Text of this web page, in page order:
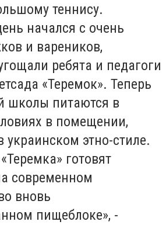
теннису.
начался с очень
и вареников,
ребята и педагоги
«Теремок». Теперь
школы питаются в
в помещении,
украинском этно-стиле.
готовят
современном
вновь
пищеблоке», -